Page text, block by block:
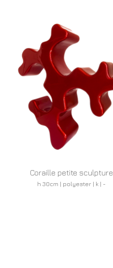
Coraille petite sculpture
h 30cm | polyester | k | -